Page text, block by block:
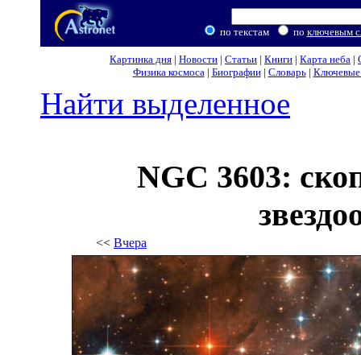
по текстам по ключевым
Картинка дня | Новости | Статьи | Книги | Карта неба |
Физика космоса| Биографии| Словарь| Ключевые
Найти выделенное
NGC 3603:
<< Вчера